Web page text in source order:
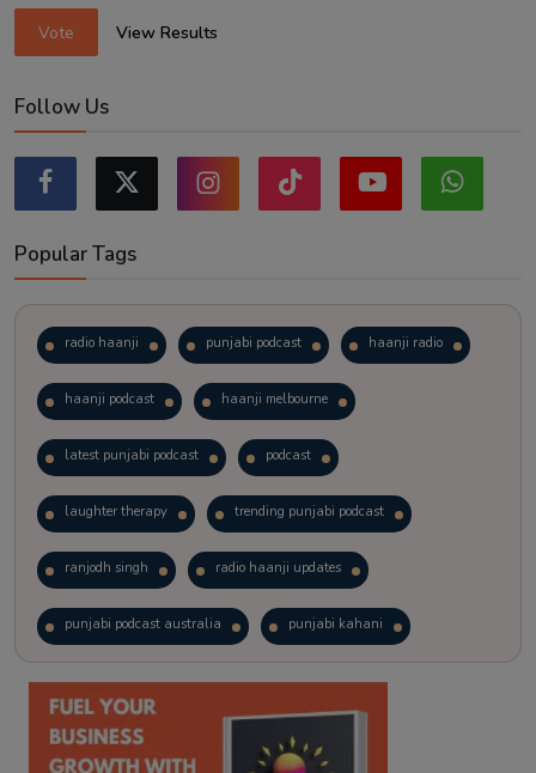
Vote View Results
Follow Us
Popular Tags
radio haanji punjabi podcast haanji radio
haanji podcast haanji melbourne
latest punjabi podcast podcast
laughter therapy trending punjabi podcast
ranjodh singh radio haanji updates
punjabi podcast australia punjabi kahani
kitaab kahani punjabi story